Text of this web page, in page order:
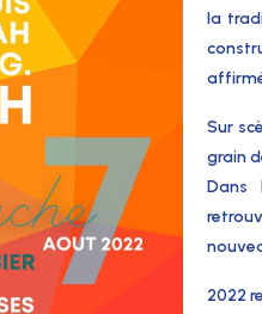
la
Sur
grain
Dans
2022